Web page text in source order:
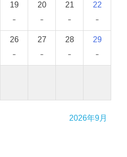
19
-
20
-
21
-
22
-
26
-
27
-
28
-
29
-
2026年9月